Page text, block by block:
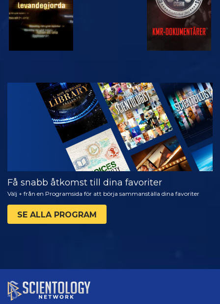
TITTA
UTFORSKA
SERIEN
Få snabb åtkomst till dina favoriter
Välj + från en Programsida för att börja sammanställa dina favoriter
SE ALLA PROGRAM